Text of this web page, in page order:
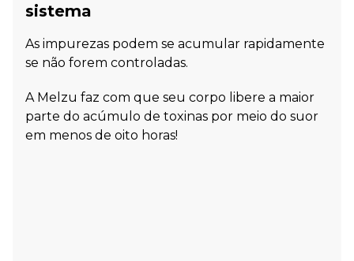
sistema
As impurezas podem se acumular rapidamente
se não forem controladas.
A Melzu faz com que seu corpo libere a maior
parte do acúmulo de toxinas por meio do suor
em menos de oito horas!